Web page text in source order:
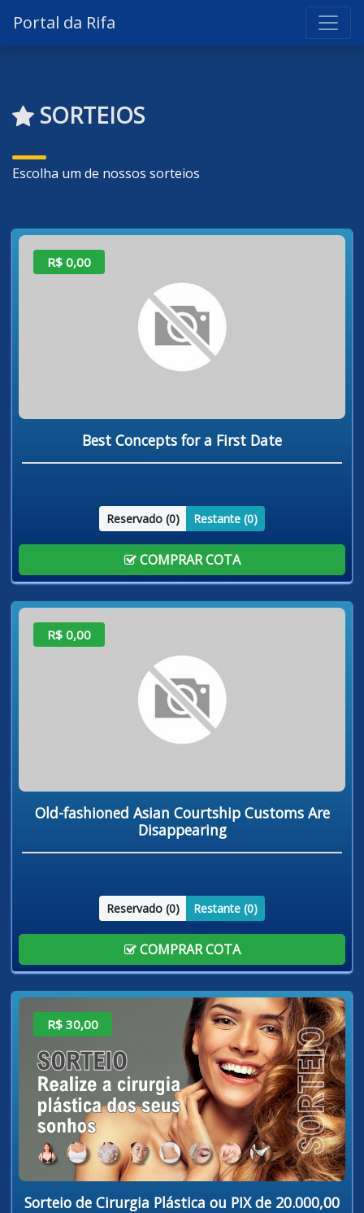
Portal da Rifa
SORTEIOS
Escolha um de nossos sorteios
R$ 0,00
Best Concepts for a First Date
Reservado (0) Restante (0)
COMPRAR COTA
R$ 0,00
Old-fashioned Asian Courtship Customs Are
Disappearing
Reservado (0) Restante (0)
COMPRAR COTA
R$ 30,00
Sorteio de Cirurgia Plástica ou PIX de 20.000,00